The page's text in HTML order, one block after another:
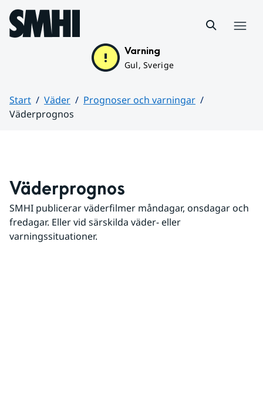
Hoppa till sidans innehåll
Varning
Gul, Sverige
Start Väder
Prognoser och varningar
Väderprognos
Väderprognos
SMHI publicerar väderfilmer måndagar, onsdagar och
fredagar. Eller vid särskilda väder- eller
varningssituationer.